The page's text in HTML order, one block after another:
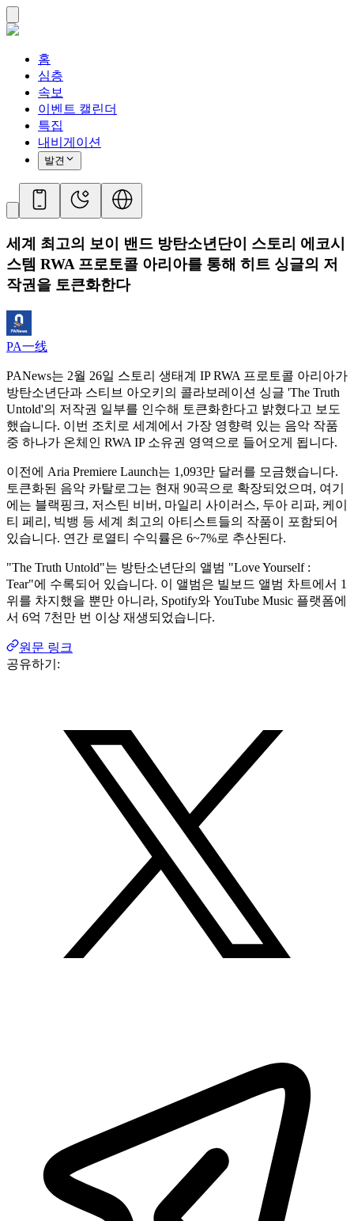
홈
심층
속보
이벤트 캘린더
특집
내비게이션
발견
세계 최고의 보이 밴드 방탄소년단이 스토리 에코시
스템 RWA 프로토콜 아리아를 통해 히트 싱글의 저
작권을 토큰화한다
PA一线
PANews는 2월 26일 스토리 생태계 IP RWA 프로토콜 아리아가
방탄소년단과 스티브 아오키의 콜라보레이션 싱글 'The Truth
Untold'의 저작권 일부를 인수해 토큰화한다고 밝혔다고 보도
했습니다. 이번 조치로 세계에서 가장 영향력 있는 음악 작품
중 하나가 온체인 RWA IP 소유권 영역으로 들어오게 됩니다.
이전에 Aria Premiere Launch는 1,093만 달러를 모금했습니다.
토큰화된 음악 카탈로그는 현재 90곡으로 확장되었으며, 여기
에는 블랙핑크, 저스틴 비버, 마일리 사이러스, 두아 리파, 케이
티 페리, 빅뱅 등 세계 최고의 아티스트들의 작품이 포함되어
있습니다. 연간 로열티 수익률은 6~7%로 추산된다.
"The Truth Untold"는 방탄소년단의 앨범 "Love Yourself :
Tear"에 수록되어 있습니다. 이 앨범은 빌보드 앨범 차트에서 1
위를 차지했을 뿐만 아니라, Spotify와 YouTube Music 플랫폼에
서 6억 7천만 번 이상 재생되었습니다.
원문 링크
공유하기: